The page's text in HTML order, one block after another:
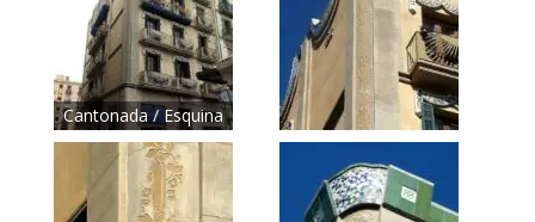
Cantonada / Esquina